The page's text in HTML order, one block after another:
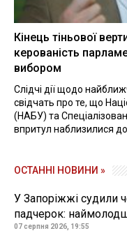
Кінець тіньової
керованість
вибором
Слідчі дії щодо
свідчать про те, що
(НАБУ) та
впритул наблизилися до
ОСТАННІ НОВИНИ »
У Запоріжжі судили
падчерок:
07 серпня 2026, 19:55